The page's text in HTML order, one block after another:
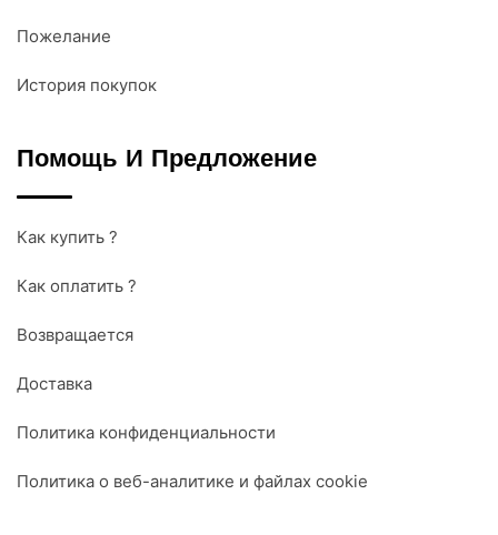
Пожелание
История покупок
Помощь И Предложение
Как купить ?
Как оплатить ?
Возвращается
Доставка
Политика конфиденциальности
Политика о веб-аналитике и файлах cookie